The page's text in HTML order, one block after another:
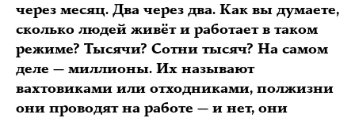
через месяц. Два через два. Как вы думаете,
сколько людей живёт и работает в таком
режиме? Тысячи? Сотни тысяч? На самом
деле — миллионы. Их называют
вахтовиками или отходниками, полжизни
они проводят на работе — и нет, они